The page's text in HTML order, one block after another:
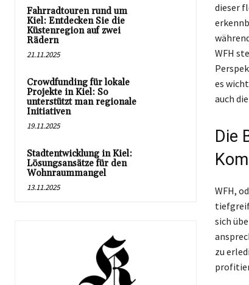
Fahrradtouren rund um
Kiel: Entdecken Sie die
Küstenregion auf zwei
Rädern
21.11.2025
Crowdfunding für lokale
Projekte in Kiel: So
unterstützt man regionale
Initiativen
19.11.2025
Stadtentwicklung in Kiel:
Lösungsansätze für den
Wohnraummangel
13.11.2025
dieser
WFH
es
auch
Die
WFH,
sich
zu